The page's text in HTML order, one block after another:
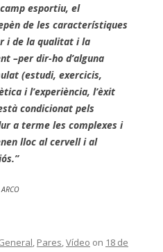
esportiu, el
de les característiques
i de la qualitat i la
–per dir-ho d’alguna
(estudi, exercicis,
i l’experiència, l’èxit
condicionat pels
a terme les complexes i
lloc al cervell i al
, Pares,Vídeo on 18 de